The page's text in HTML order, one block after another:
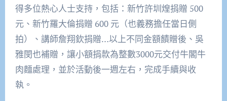
得多位熱心人士支持，包括：新竹許圳煌捐贈 500
元、新竹羅大倫捐贈 600 元（也義務擔任當日側
拍）、講師詹翔欽捐贈…以上不同金額饋贈後、吳
雅閔也補贈，讓小額捐款為整數3000元交付牛閣牛
肉麵處理，並於活動後一週左右，完成手續與收
執。